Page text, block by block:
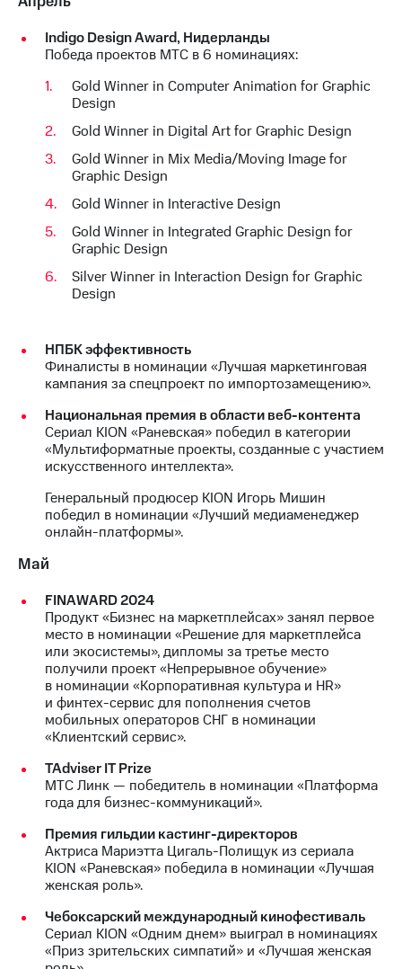
Регистратор
Реквизиты
Контакты
развитие
деловая этика
Indigo Design Award, Нидерланды
Победа проектов МТС в 6 номинациях:
Gold Winner in Computer Animation for Graphic
Design
Gold Winner in Digital Art for Graphic Design
Gold Winner in Mix Media/Moving Image for
Graphic Design
Gold Winner in Interactive Design
Gold Winner in Integrated Graphic Design for
Graphic Design
Silver Winner in Interaction Design for Graphic
Design
НПБК эффективность
Финалисты в номинации «Лучшая маркетинговая
кампания за спецпроект по импортозамещению».
Национальная премия в области веб-контента
Сериал KION «Раневская» победил в категории
«Мультиформатные проекты, созданные с участием
искусственного интеллекта».
Генеральный продюсер KION Игорь Мишин
победил в номинации «Лучший медиаменеджер
онлайн-платформы».
Май
FINAWARD 2024
Продукт «Бизнес на маркетплейсах» занял первое
место в номинации «Решение для маркетплейса
или экосистемы», дипломы за третье место
получили проект «Непрерывное обучение»
в номинации «Корпоративная культура и HR»
и финтех-сервис для пополнения счетов
мобильных операторов СНГ в номинации
«Клиентский сервис».
TAdviser IT Prize
МТС Линк — победитель в номинации «Платформа
года для бизнес-коммуникаций».
Премия гильдии кастинг-директоров
Актриса Мариэтта Цигаль-Полищук из сериала
KION «Раневская» победила в номинации «Лучшая
женская роль».
Чебоксарский международный кинофестиваль
Сериал KION «Одним днем» выиграл в номинациях
«Приз зрительских симпатий» и «Лучшая женская